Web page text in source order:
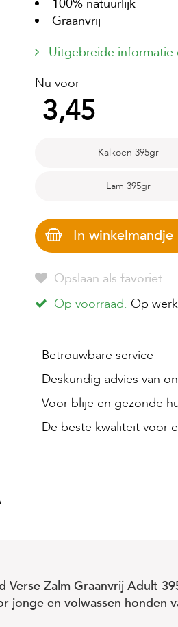
100% natuurlijk
Graanvrij
Uitgebreide
Nu voor
3,45
Kalkoen 395gr
Lam 395gr
In winkelmandje
Opslaan als favoriet
Op voorraad. Op
Betrouwbare service
Deskundig advies van
Voor blije en gezonde
De beste kwaliteit voor
Verse Zalm Graanvrij Adult
jonge en volwassen honden